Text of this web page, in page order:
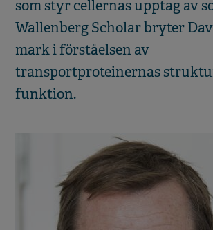
som styr cellernas upptag av
Wallenberg Scholar bryter
mark i förståelsen av
transportproteinernas
funktion.